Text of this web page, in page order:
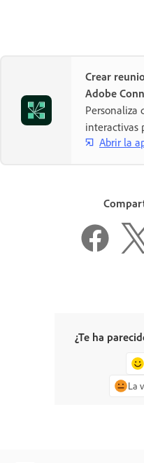
Crear
Adobe
Personaliza
interactivas
Abrir la
¿Te ha
La